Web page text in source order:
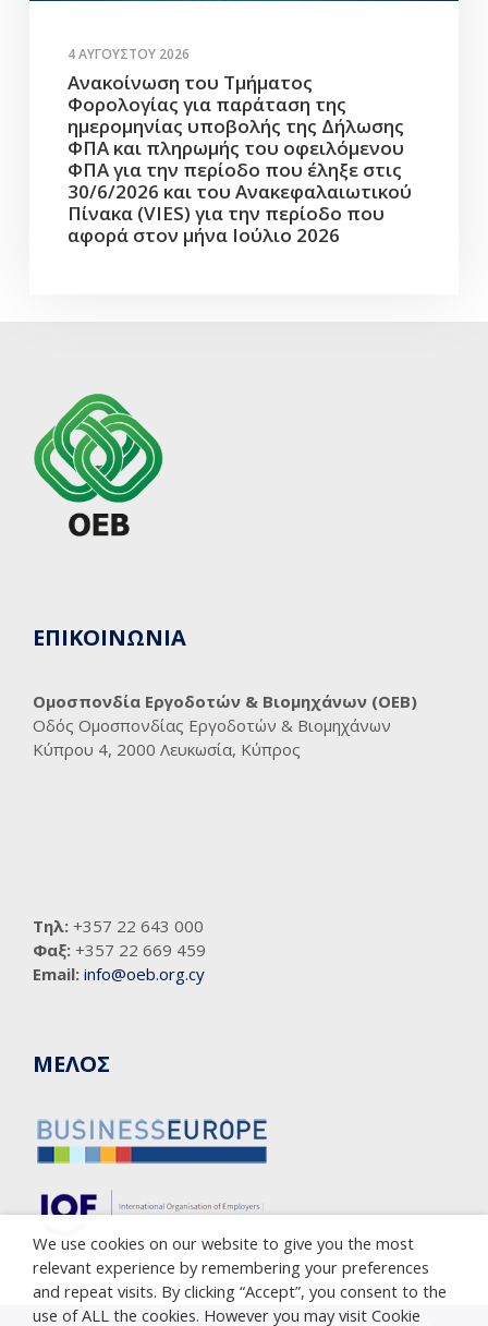
4 ΑΥΓΟΎΣΤΟΥ 2026
Ανακοίνωση του Τμήματος
Φορολογίας για παράταση της
ημερομηνίας υποβολής της Δήλωσης
ΦΠΑ και πληρωμής του οφειλόμενου
ΦΠΑ για την περίοδο που έληξε στις
30/6/2026 και του Ανακεφαλαιωτικού
Πίνακα (VIES) για την περίοδο που
αφορά στον μήνα Ιούλιο 2026
ΕΠΙΚΟΙΝΩΝΙΑ
Ομοσπονδία Εργοδοτών & Βιομηχάνων (ΟΕΒ)
Οδός Ομοσπονδίας Εργοδοτών & Βιομηχάνων
Κύπρου 4, 2000 Λευκωσία, Κύπρος
Τηλ: +357 22 643 000
Φαξ: +357 22 669 459
Email: info@oeb.org.cy
ΜΕΛΟΣ
We use cookies on our website to give you the most
relevant experience by remembering your preferences
and repeat visits. By clicking “Accept”, you consent to the
use of ALL the cookies. However you may visit Cookie